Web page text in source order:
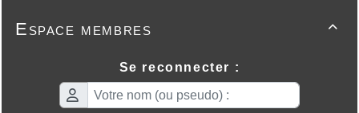

Espace membres
Se reconnecter :